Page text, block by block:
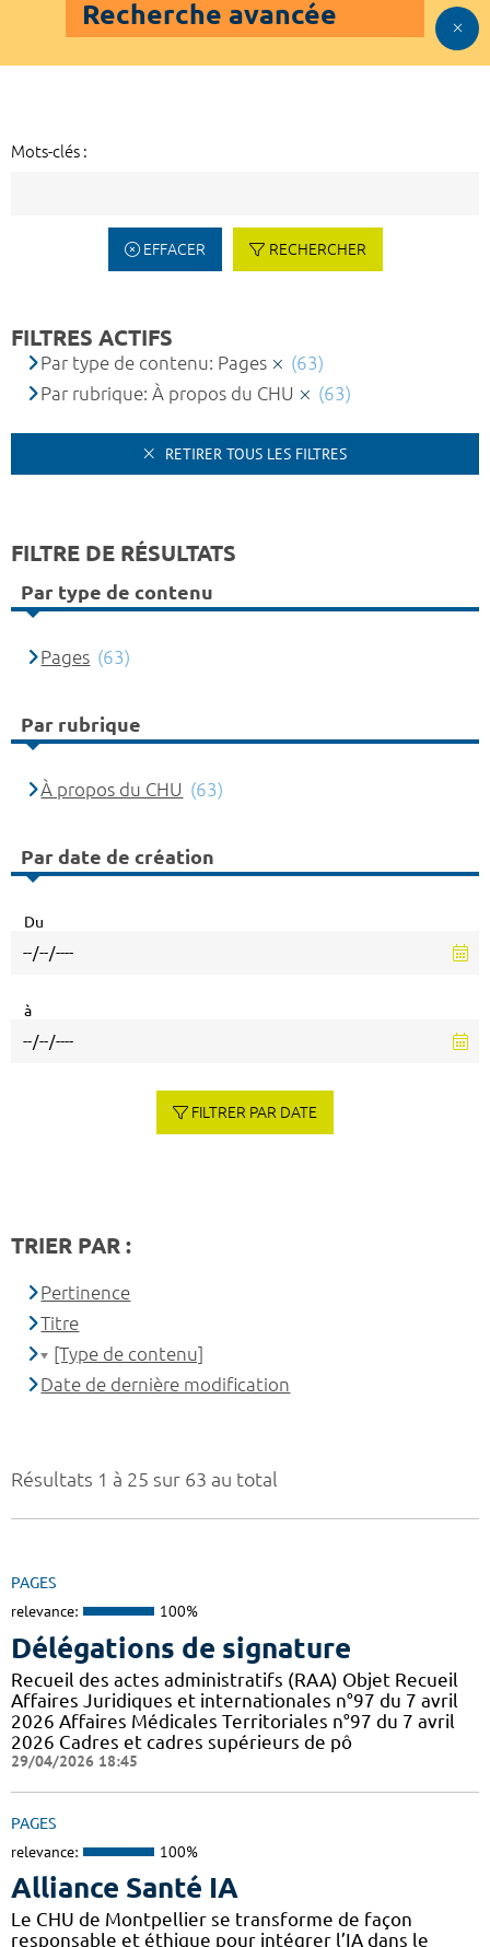
Recherche avancée
Mots-clés :
EFFACER RECHERCHER
Résultats 1 à 25 sur 63 au total
PAGES
relevance: 100%
Délégations de signature
Recueil des actes administratifs (RAA) Objet Recueil
Affaires Juridiques et internationales n°97 du 7 avril
2026 Affaires Médicales Territoriales n°97 du 7 avril
2026 Cadres et cadres supérieurs de pô
29/04/2026 18:45
PAGES
relevance: 100%
Alliance Santé IA
Le CHU de Montpellier se transforme de façon
responsable et éthique pour intégrer l’IA dans le
FILTRES ACTIFS
Par type de contenu: Pages
(63)
Par rubrique: À propos du CHU
(63)
RETIRER TOUS LES FILTRES
FILTRE DE RÉSULTATS
Par type de contenu
Pages (63)
Par rubrique
À propos du CHU (63)
Par date de création
Du
à
FILTRER PAR DATE
TRIER PAR :
Pertinence
Titre
[Type de contenu]
Date de dernière modification